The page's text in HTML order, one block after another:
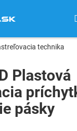
technika
Plastová
pásky